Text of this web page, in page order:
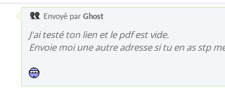
Envoyé par Ghost
J'ai testé ton lien et le pdf est vide.
Envoie moi une autre adresse si tu en as stp